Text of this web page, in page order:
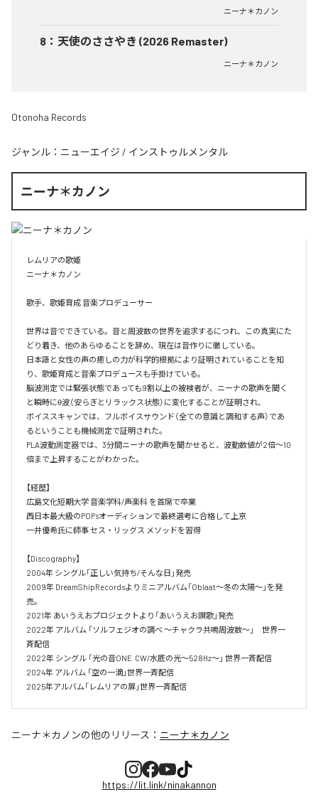
ニーナ＊カノン
8 ： 天使のささやき (2026 Remaster)
ニーナ＊カノン
Otonoha Records
ジャンル： ニューエイジ / インストゥルメンタル
ニーナ＊カノン
レムリアの歌姫
ニーナ＊カノン
歌手、歌姫育成 音楽プロデューサー
世界は音でできている。音と周波数の世界を追求するにつれ、この真実にた
どり着き、他のあらゆることを辞め、現在は音作りに徹している。
日本語と女性の声の癒しの力が科学的根拠により証明されていることを知
り、歌姫育成と音楽プロデュースも手掛けている。
脳波測定では緊張状態であっても9割以上の被検者が、ニーナの歌声を聞く
と瞬時にθ波（安らぎとリラックス状態）に変化することが証明され、
ボイススキャンでは、フルボイスサウンド（全ての意識と調和する声）であ
るということも機械測定で証明された。
PLA波動測定器では、3分間ニーナの歌声を聞かせると、波動数値が2倍～10
倍まで上昇することがわかった。
【経歴】
広島文化短期大学 音楽学科/声楽科 を首席で卒業
西日本最大級のPOPsオーディションで最終選考に合格して上京
一井優希氏に師事 セス・リッグス メソッドを習得
【Discography】
2004年 シングル「正しい気持ち/そんな日」発売
2009年 DreamShipRecordsよりミニアルバム「Oblaat～冬の太陽～」を発
売。
2021年 あいうえおプロジェクトより「あいうえお讃歌」発売
2022年 アルバム 「ソルフェジオの調べ ～チャクラ共鳴周波数～」　世界一
斉配信
2022年 シングル 「光の音ONE  CW/水底の光～528Hz～」 世界一斉配信
2024年 アルバム 「空の一滴」世界一斉配信
2025年アルバム「レムリアの扉」世界一斉配信
ニーナ＊カノンの他のリリース： ニーナ＊カノン
https://lit.link/ninakannon